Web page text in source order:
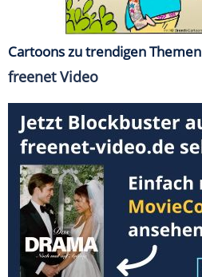
Cartoons zu trendigen Themen
freenet Video